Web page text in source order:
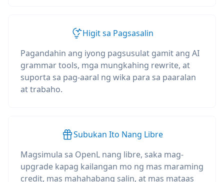
Higit sa Pagsasalin
Pagandahin ang iyong pagsusulat gamit ang AI
grammar tools, mga mungkahing rewrite, at
suporta sa pag-aaral ng wika para sa paaralan
at trabaho.
Subukan Ito Nang Libre
Magsimula sa OpenL nang libre, saka mag-
upgrade kapag kailangan mo ng mas maraming
credit, mas mahahabang salin, at mas mataas